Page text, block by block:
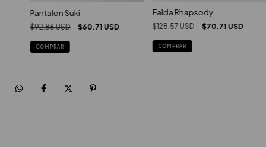
Pantalon Suki
$92.86 USD $60.71 USD
COMPRAR
Falda Rhapsody
$128.57 USD $70.71 USD
COMPRAR